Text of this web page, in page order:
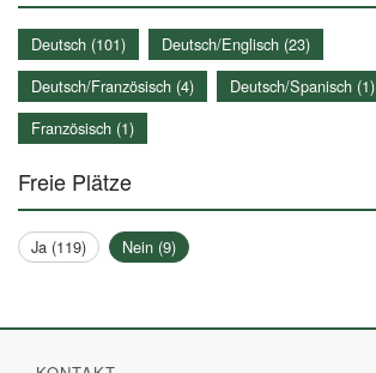
Deutsch (101)
Deutsch/Englisch (23)
Deutsch/Französisch (4)
Deutsch/Spanisch (1)
Französisch (1)
Freie Plätze
Ja (119) Nein (9)